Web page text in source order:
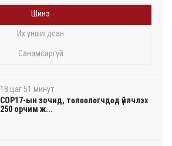
Шинэ
Их уншигдсан
Санамсаргүй
18 цаг 51 минут
COP17-ын зочид, төлөөлөгчдөд үйлчлэх
250 орчим ж...